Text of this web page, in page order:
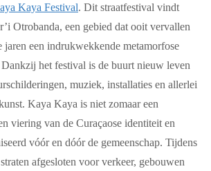
Kaya Festival. Dit straatfestival vindt
Otrobanda, een gebied dat ooit vervallen
jaren een indrukwekkende metamorfose
het festival is de buurt nieuw leven
muziek, installaties en allerlei
Kaya Kaya is niet zomaar een
viering van de Curaçaose identiteit en
vóór en dóór de gemeenschap. Tijdens
afgesloten voor verkeer, gebouwen